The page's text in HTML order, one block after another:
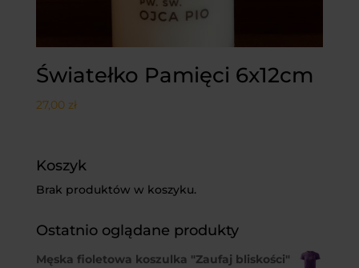
Światełko Pamięci 6x12cm
27,00 zł
Koszyk
Brak produktów w koszyku.
Ostatnio oglądane produkty
Męska fioletowa koszulka "Zaufaj bliskości"